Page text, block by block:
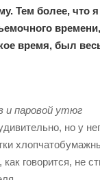
Тем более, что я
время, был
и паровой утюг
но у
говорится, не